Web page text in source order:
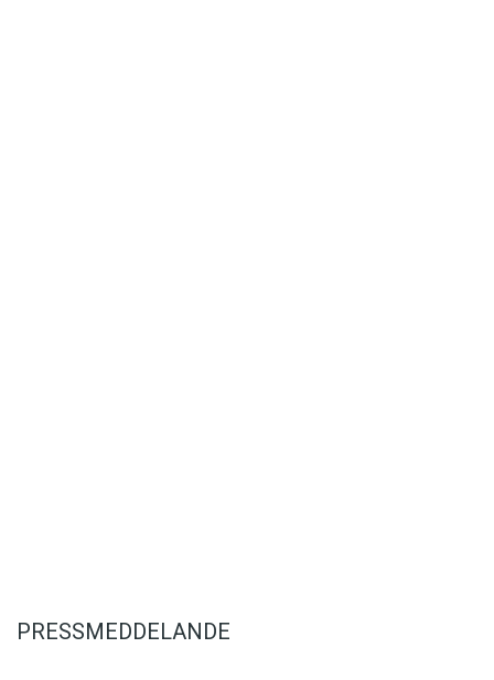
Det här innehållet kräver att du accepterar cookies.
PRESSMEDDELANDE